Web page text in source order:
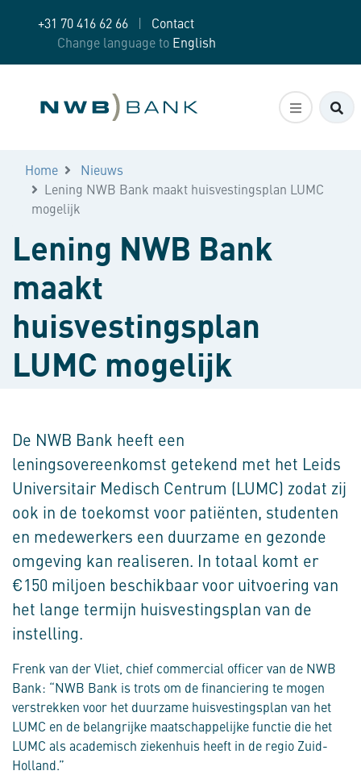
+31 70 416 62 66 |
Contact
Change language to English
Home
Nieuws
Lening NWB Bank maakt huisvestingsplan LUMC
mogelijk
Lening NWB Bank
maakt
huisvestingsplan
LUMC mogelijk
De NWB Bank heeft een
leningsovereenkomst getekend met het Leids
Universitair Medisch Centrum (LUMC) zodat zij
ook in de toekomst voor patiënten, studenten
en medewerkers een duurzame en gezonde
omgeving kan realiseren. In totaal komt er
€150 miljoen beschikbaar voor uitvoering van
het lange termijn huisvestingsplan van de
instelling.
Frenk van der Vliet, chief commercial officer van de NWB
Bank: “NWB Bank is trots om de financiering te mogen
verstrekken voor het duurzame huisvestingsplan van het
LUMC en de belangrijke maatschappelijke functie die het
LUMC als academisch ziekenhuis heeft in de regio Zuid-
Holland.”